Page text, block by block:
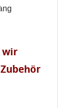
wir